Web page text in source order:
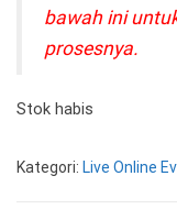
bawah ini
prosesnya.
Stok habis
Kategori: Live Online